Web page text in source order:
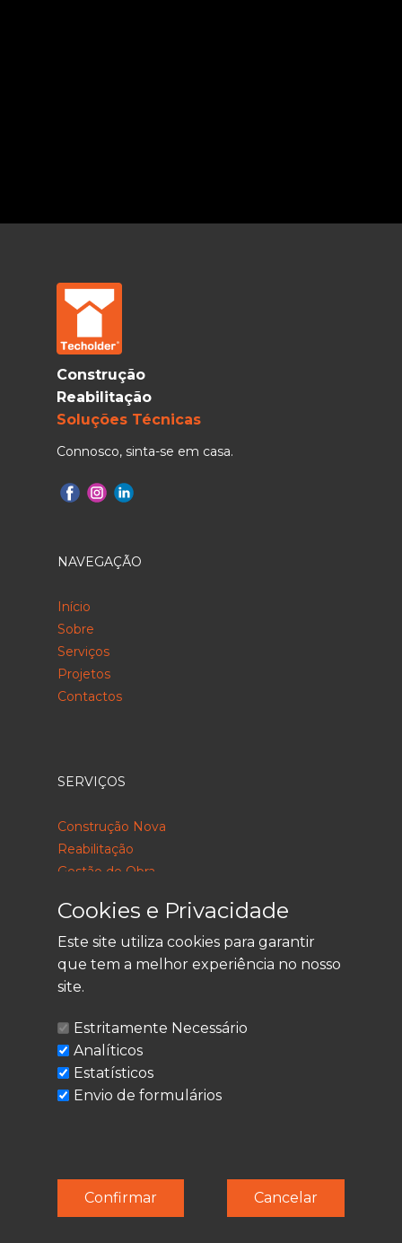
Construção
Reabilitação
Soluções Técnicas
Connosco, sinta-se em casa.
NAVEGAÇÃO
Início
Sobre
Serviços
Projetos
Contactos
SERVIÇOS
Construção Nova
Reabilitação
Gestão de Obra
LEGAL
Política de Privacidade
Termos de Utilização
Cookies
© Techolder. Todos os direitos reservados.
SmashLine
Cookies e Privacidade
Este site utiliza cookies para garantir
que tem a melhor experiência no nosso
site.
Estritamente Necessário
Analíticos
Estatísticos
Envio de formulários
Cancelar
Confirmar